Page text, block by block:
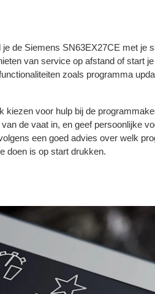
de Siemens SN63EX27CE met je
van service op afstand of start
zoals programma
kiezen voor hulp bij de
de vaat in, en geef persoonlijke
een goed advies over welk
doen is op start drukken.